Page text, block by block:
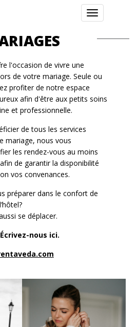
Toggle
l'occasion de vivre une
de votre mariage. Seule ou
profiter de notre espace
afin d'être aux petits soins
et professionnelle.
de tous les services
mariage, nous vous
les rendez-vous au moins
de garantir la disponibilité
vos convenances.
préparer dans le confort de
se déplacer.
nous ici.